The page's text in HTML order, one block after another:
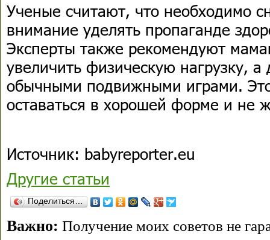
Ученые считают, что необходимо
внимание уделять пропаганде
Эксперты также рекомендуют
увеличить физическую нагрузку, а
обычными подвижными играми.
оставаться в хорошей форме и не
Источник: babyreporter.eu
Другие статьи
Поделиться…
Важно: Получение моих советов не